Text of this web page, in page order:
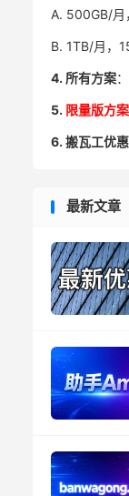
A. 500GB/
B. 1TB/月，
4. 所有方案
5. 限量版方案
6. 搬瓦工优
最新文章